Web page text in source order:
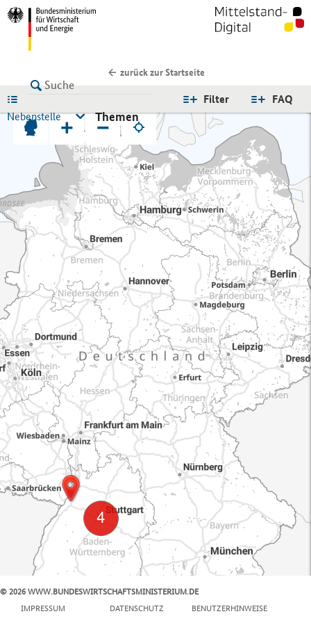
zurück zur Startseite
FAQ
Filter
Nebenstelle
Themen
+ −
© 2026 WWW.BUNDESWIRTSCHAFTSMINISTERIUM.DE
IMPRESSUM
DATENSCHUTZ BENUTZERHINWEISE